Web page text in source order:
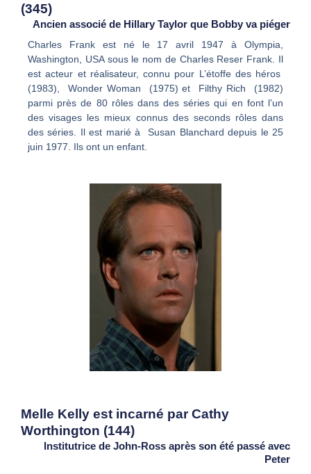
(345)
Ancien associé de Hillary Taylor que Bobby va piéger
Charles Frank est né le 17 avril 1947 à Olympia,
Washington, USA sous le nom de Charles Reser Frank. Il
est acteur et réalisateur, connu pour L’étoffe des héros
(1983), Wonder Woman (1975) et Filthy Rich (1982)
parmi près de 80 rôles dans des séries qui en font l’un
des visages les mieux connus des seconds rôles dans
des séries. Il est marié à Susan Blanchard depuis le 25
juin 1977. Ils ont un enfant.
Melle Kelly est incarné par Cathy
Worthington (144)
Institutrice de John-Ross après son été passé avec
Peter